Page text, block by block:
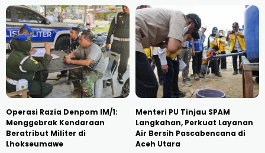
Operasi Razia Denpom IM/1:
Menggebrak Kendaraan
Beratribut Militer di
Lhokseumawe
Menteri PU Tinjau SPAM
Langkahan, Perkuat Layanan
Air Bersih Pascabencana di
Aceh Utara